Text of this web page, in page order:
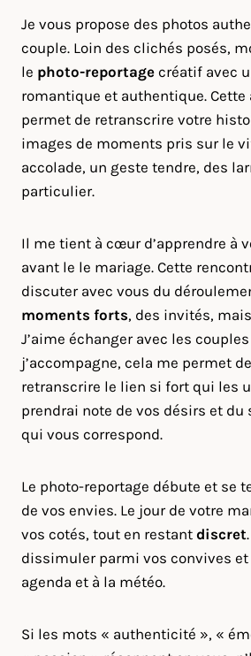
Je vous propose des photos
couple. Loin des clichés posés,
le photo-reportage créatif avec
romantique et authentique. Cette
permet de retranscrire votre
images de moments pris sur le
accolade, un geste tendre, des
particulier.
Il me tient à cœur d’apprendre à
avant le le mariage. Cette
discuter avec vous du
moments forts, des invités,
J’aime échanger avec les
j’accompagne, cela me permet
retranscrire le lien si fort qui les
prendrai note de vos désirs et du
qui vous correspond.
Le photo-reportage débute et se
de vos envies. Le jour de votre
vos cotés, tout en restant discret
dissimuler parmi vos convives et
agenda et à la météo.
Si les mots « authenticité », «